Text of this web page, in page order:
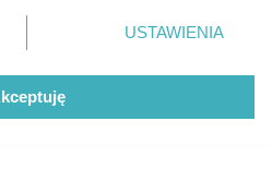
a 13.05.2017
,że wspólcześni
przycisk ustawień prywatności
rogu strony
. Niektóre
prawo sprzeciwić się takiemu
będą miały zastosowania tylko
USTAWIENIA